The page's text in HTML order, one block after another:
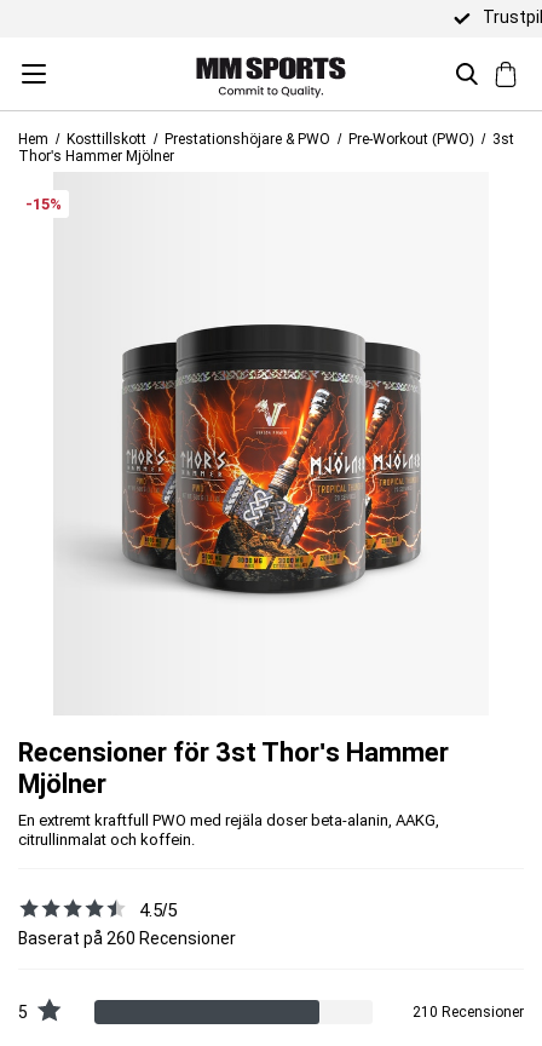
Hem Kosttillskott Prestationshöjare & PWO Pre-Workout (PWO)
3st
Thor's Hammer Mjölner
-15%
Recensioner för 3st Thor's Hammer
Mjölner
En extremt kraftfull PWO med rejäla doser beta-alanin, AAKG,
citrullinmalat och koffein.
4.5/5
Baserat på 260 Recensioner
5 210 Recensioner